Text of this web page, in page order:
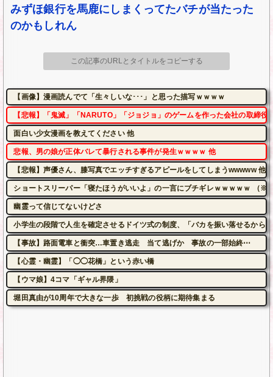
みずほ銀行を馬鹿にしまくってたバチが当たった
のかもしれん
この記事のURLとタイトルをコピーする
【画像】漫画読んでて「生々しいな･･･」と思った描写ｗｗｗｗ
【悲報】「鬼滅」「NARUTO」「ジョジョ」のゲームを作った会社の取締
面白い少女漫画を教えてください 他
悲報、男の娘が正体バレて暴行される事件が発生ｗｗｗｗ 他
【悲報】声優さん、膝写真でエッチすぎるアピールをしてしまうwwwww 他
ショートスリーパー「寝たほうがいいよ」の一言にブチギレｗｗｗｗｗ （※
幽霊って信じてないけどさ
小学生の段階で人生を確定させるドイツ式の制度、「バカを振い落せるか
【事故】路面電車と衝突…車置き逃走 当て逃げか 事故の一部始終⋯
【心霊・幽霊】「◯◯花橋」という赤い橋
【ウマ娘】4コマ「ギャル界隈」
堀田真由が10周年で大きな一歩 初挑戦の役柄に期待集まる